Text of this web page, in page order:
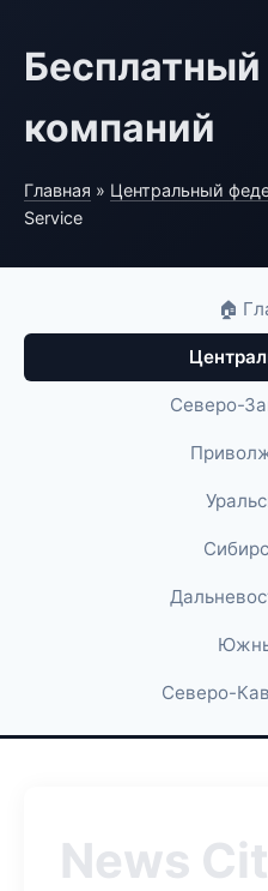
Бесплатный
компаний
Главная » Центральный
Service
🏠
Северо-
Северо-
News